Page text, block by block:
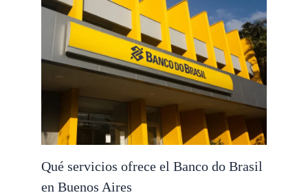
Qué servicios ofrece el Banco do Brasil
en Buenos Aires